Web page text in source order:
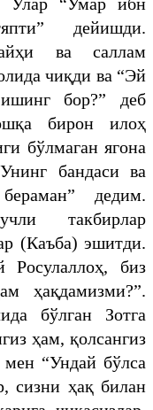
дейишди.
ва саллам
чиқди ва “Эй
бор?” деб
бирон илоҳ
бўлмаган ягона
бандаси ва
дедим.
такбирлар
(Каъба) эшитди.
биз
ҳақдамизми?”.
бўлган Зотга
ҳам, қолсангиз
“Ундай бўлса
сизни ҳақ билан